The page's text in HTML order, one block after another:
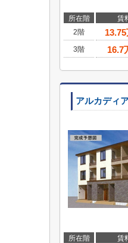
所在階 賃
2階
13.75
3階
16.7
アルカディ
所在階 賃